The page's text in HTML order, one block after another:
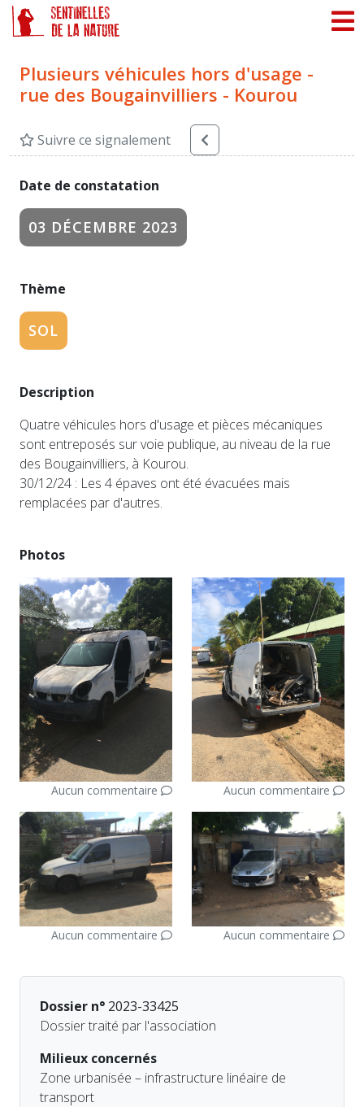
Plusieurs véhicules hors d'usage -
rue des Bougainvilliers - Kourou
Suivre ce signalement
Date de constatation
03 DÉCEMBRE 2023
Thème
SOL
Description
Quatre véhicules hors d'usage et pièces mécaniques
sont entreposés sur voie publique, au niveau de la rue
des Bougainvilliers, à Kourou.
30/12/24 : Les 4 épaves ont été évacuées mais
remplacées par d'autres.
Photos
Aucun commentaire Aucun commentaire
Aucun commentaire Aucun commentaire
Dossier n° 2023-33425
Dossier traité par l'association
Milieux concernés
Zone urbanisée – infrastructure linéaire de
transport
Panneau de gestion des cookies